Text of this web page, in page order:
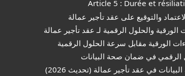
Article 5 : Durée et
والتوقيع على عقد تأجير عمالة
الورقية والحلول الرقمية لـ عقد تأجير عمالة
الورقية مقابل سرعة الحلول الرقمية
الرقمي في ضمان صحة البيانات
في عقد تأجير عمالة (تحديث 2026)